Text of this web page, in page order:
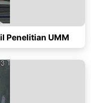
Penelitian UMM